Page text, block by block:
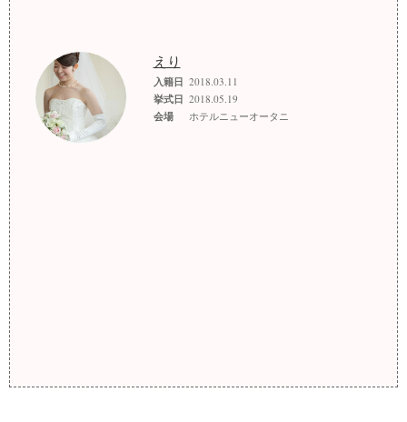
えり
入籍日 2018.03.11
挙式日 2018.05.19
会場 ホテルニューオータニ